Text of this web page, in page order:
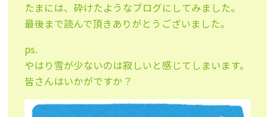
たまには、砕けたようなブログにしてみました。
最後まで読んで頂きありがとうございました。
ps.
やはり雪が少ないのは寂しいと感じてしまいます。
皆さんはいかがですか？